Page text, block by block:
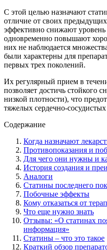
С этой целью назначают
отличие от своих
эффективно снижают
одновременно повышают
них не наблюдается
были характерны для
первых трех поколений.
Их регулярный прием в
позволяет достичь
низкой плотности), что
тяжелых сердечно-
Содержание
Когда назначают
Противопоказания и
Для чего они нужны и
История создания и
Аналоги
Статины последнего
Побочные эффекты
Кому отказаться от
Что еще нужно знать
Отзывы: «О статинах
информация»
Статины – что это такое
Краткий обзор